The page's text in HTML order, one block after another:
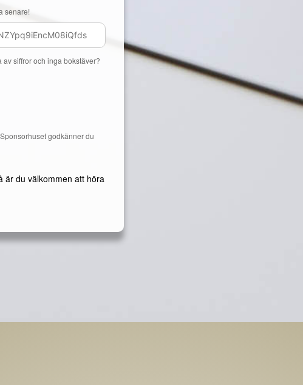
senare!
siffror och inga bokstäver?
godkänner du
är du välkommen att höra